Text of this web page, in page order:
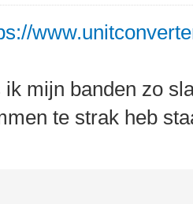
ik mijn banden zo
te strak heb